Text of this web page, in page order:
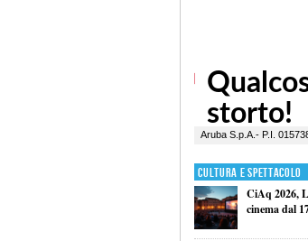
Cultura e Spettacolo
CiAq 2026,
cinema dal